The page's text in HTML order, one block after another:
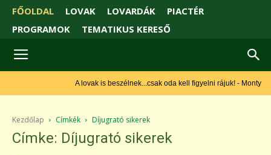
FŐOLDAL LOVAK LOVARDÁK
PIACTÉR
PROGRAMOK
TEMATIKUS KERESŐ
A lovak is beszélnek...csak oda kell figyelni rájuk! - Monty Roberts
Kezdőlap Címkék Díjugrató sikerek
Címke: Díjugrató sikerek